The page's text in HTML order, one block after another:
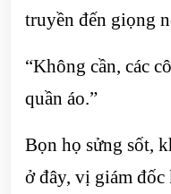
truyền đến giọng
“Không cần, các
quần áo.”
Bọn họ sửng sốt,
ở đây, vị giám